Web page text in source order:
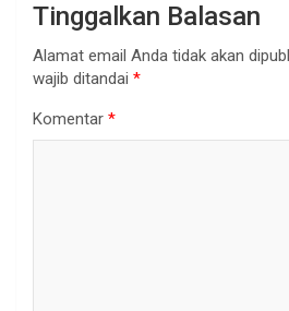
Tinggalkan Balasan
Alamat email Anda tidak akan
wajib ditandai *
Komentar *